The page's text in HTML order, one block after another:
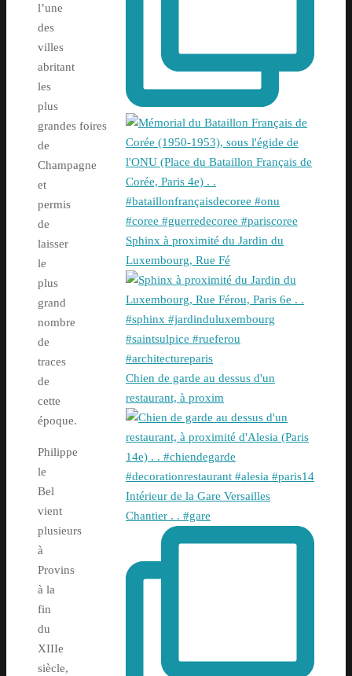
l’une
des
villes
abritant
les
plus
grandes foires
de
Champagne
et
permis
de
laisser
le
plus
grand
nombre
de
traces
de
cette
époque.
Philippe
le
Bel
vient
plusieurs
à
Provins
à la
fin
du
XIIIe
siècle,
Sphinx à proximité du Jardin du
Luxembourg, Rue Fé
Chien de garde au dessus d'un
restaurant, à proxim
Intérieur de la Gare Versailles
Chantier . . #gare